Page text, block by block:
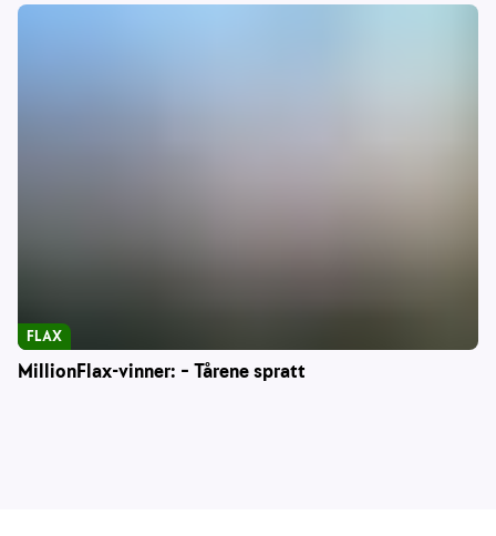
MillionFlax-vinner: – Tårene spratt
FLAX